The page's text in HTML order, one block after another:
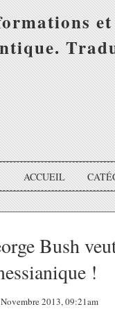
ACCUEIL
Bush
!
2013, 09:21am